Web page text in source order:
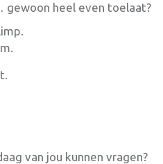
heel even toelaat?
van jou kunnen vragen?